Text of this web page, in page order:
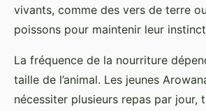
vivants, comme des vers de terre
poissons pour maintenir leur
La fréquence de la nourriture
taille de l’animal. Les jeunes
nécessiter plusieurs repas par jour,